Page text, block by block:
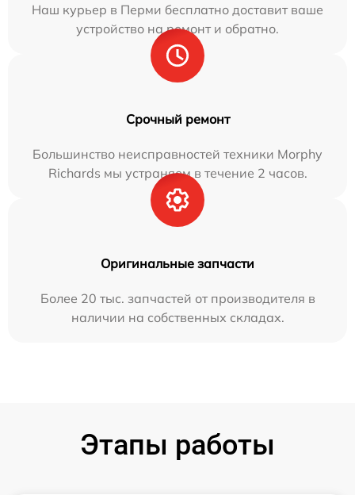
Наш курьер в Перми бесплатно доставит ваше
устройство на ремонт и обратно.
Срочный ремонт
Большинство неисправностей техники Morphy
Richards мы устраняем в течение 2 часов.
Оригинальные запчасти
Более 20 тыс. запчастей от производителя в
наличии на собственных складах.
Этапы работы